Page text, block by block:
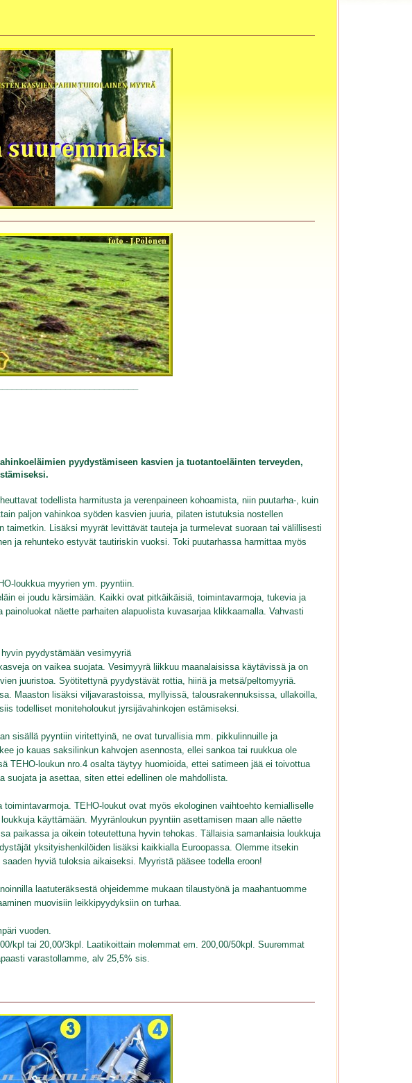
pyydystämiseen kasvien ja tuotantoeläinten terveyden,
todellista harmitusta ja verenpaineen kohoamista, niin puutarha-, kuin
paljon vahinkoa syöden kasvien juuria, pilaten istutuksia nostellen
taimetkin. Lisäksi myyrät levittävät tauteja ja turmelevat suoraan tai välillisesti
ja rehunteko estyvät tautiriskin vuoksi. Toki puutarhassa harmittaa myös
loukkua myyrien ym. pyyntiin.
ei joudu kärsimään. Kaikki ovat pitkäikäisiä, toimintavarmoja, tukevia ja
näette parhaiten alapuolista kuvasarjaa klikkaamalla. Vahvasti
pyydystämään vesimyyriä
on vaikea suojata. Vesimyyrä liikkuu maanalaisissa käytävissä ja on
juuristoa. Syötitettynä pyydystävät rottia, hiiriä ja metsä/peltomyyriä.
Maaston lisäksi viljavarastoissa, myllyissä, talousrakennuksissa, ullakoilla,
todelliset moniteholoukut jyrsijävahinkojen estämiseksi.
sisällä pyyntiin viritettyinä, ne ovat turvallisia mm. pikkulinnuille ja
jo kauas saksilinkun kahvojen asennosta, ellei sankoa tai ruukkua ole
TEHO-loukun nro.4 osalta täytyy huomioida, ettei satimeen jää ei toivottua
suojata ja asettaa, siten ettei edellinen ole mahdollista.
TEHO-loukut ovat myös ekologinen vaihtoehto kemialliselle
käyttämään. Myyränloukun pyyntiin asettamisen maan alle näette
paikassa ja oikein toteutettuna hyvin tehokas. Tällaisia samanlaisia loukkuja
yksityishenkilöiden lisäksi kaikkialla Euroopassa. Olemme itsekin
hyviä tuloksia aikaiseksi. Myyristä pääsee todella eroon!
laatuteräksestä ohjeidemme mukaan tilaustyönä ja maahantuomme
muovisiin leikkipyydyksiin on turhaa.
vuoden.
kpl tai 20,00/3kpl. Laatikoittain molemmat em. 200,00/50kpl. Suuremmat
varastollamme, alv 25,5% sis.